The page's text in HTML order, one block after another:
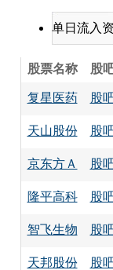
单日流入
股票名称 股
复星医药 股
天山股份 股
京东方Ａ 股
隆平高科 股
智飞生物 股
天邦股份 股